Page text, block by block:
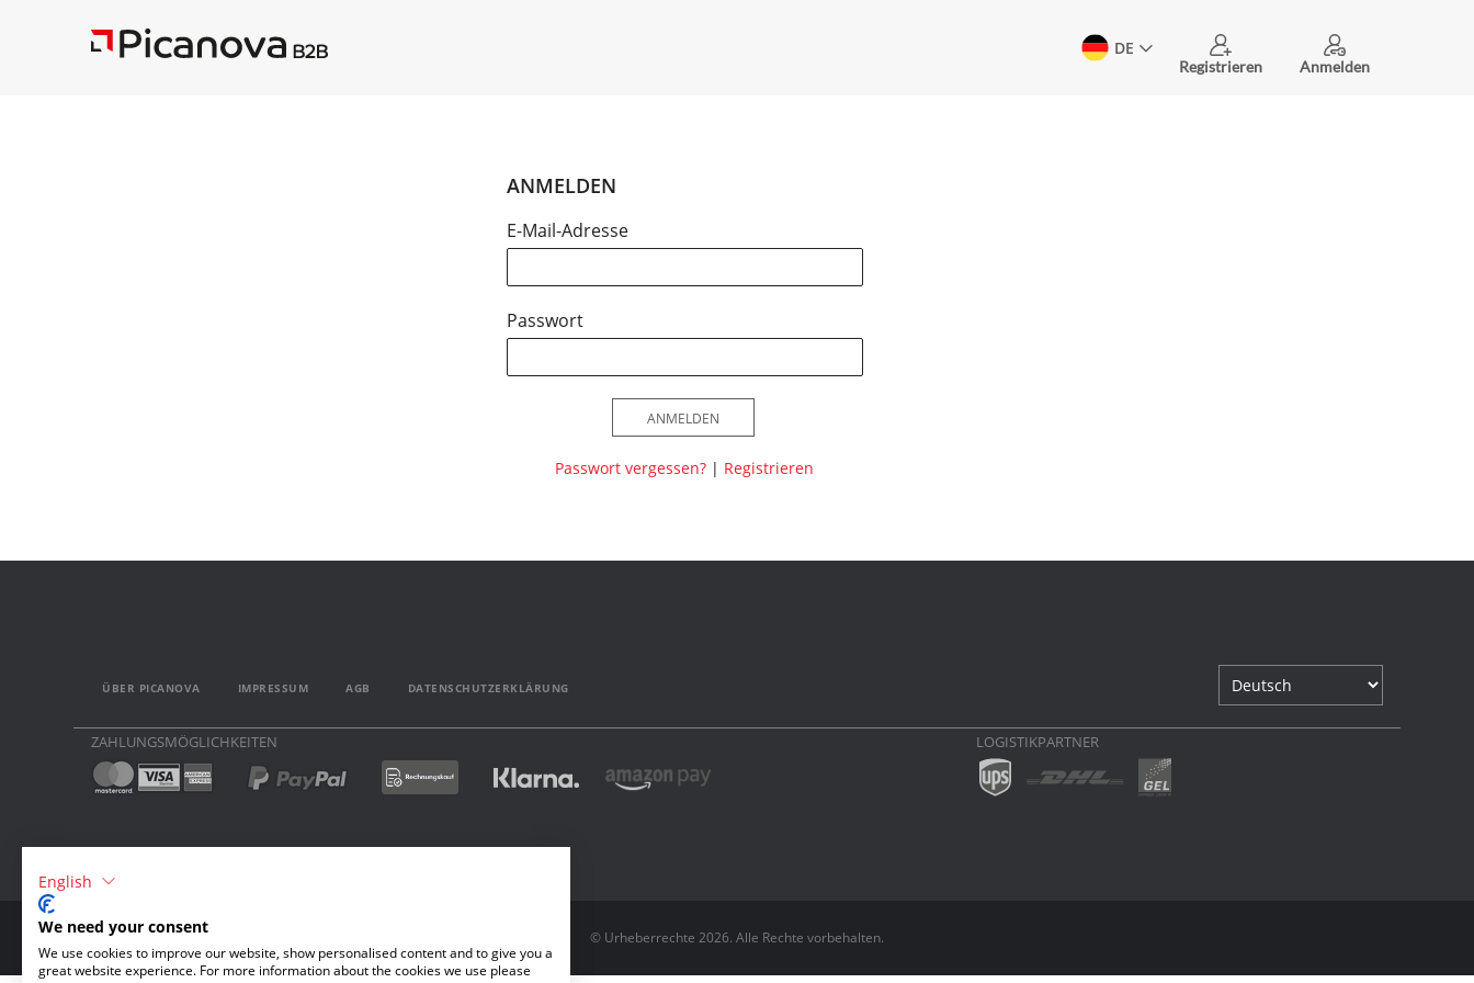
DE
Registrieren Anmelden
ANMELDEN
E-Mail-Adresse
Passwort
ANMELDEN
Passwort vergessen? | Registrieren
ÜBER PICANOVA IMPRESSUM AGB DATENSCHUTZERKLÄRUNG
ZAHLUNGSMÖGLICHKEITEN LOGISTIKPARTNER
© Urheberrechte 2026. Alle Rechte vorbehalten.
English
We need your consent
We use cookies to improve our website, show personalised content and to give you a
great website experience. For more information about the cookies we use please